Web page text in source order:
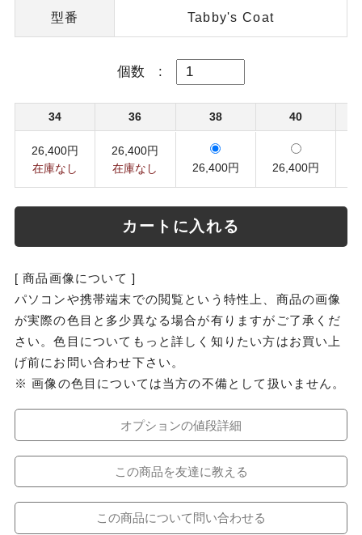
型番 Tabby's Coat
個数 :
34 36 38 40
26,400円
在庫なし
26,400円
在庫なし
26,400円 26,400円
カートに入れる
[ 商品画像について ]
パソコンや携帯端末での閲覧という特性上、商品の画像
が実際の色目と多少異なる場合が有りますがご了承くだ
さい。色目についてもっと詳しく知りたい方はお買い上
げ前にお問い合わせ下さい。
※ 画像の色目については当方の不備として扱いません。
オプションの値段詳細
この商品を友達に教える
この商品について問い合わせる